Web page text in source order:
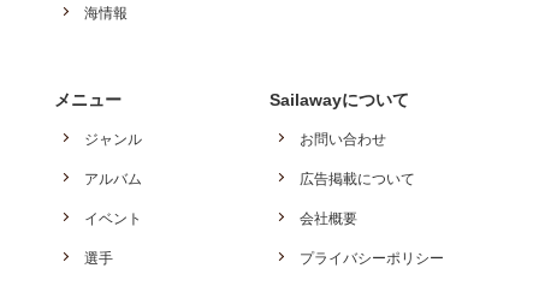
海情報
メニュー
ジャンル
アルバム
イベント
選手
Sailawayについて
お問い合わせ
広告掲載について
会社概要
プライバシーポリシー